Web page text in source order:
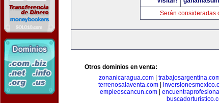
Serán consideradas
Otros dominios en venta:
zonanicaragua.com
terrenosalaventa.com|
empleoscancun.com